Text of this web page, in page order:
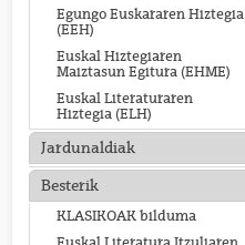
Egungo Euskararen Hiztegia
(EEH)
Euskal Hiztegiaren
Maiztasun Egitura (EHME)
Euskal Literaturaren
Hiztegia (ELH)
Jardunaldiak
Besterik
KLASIKOAK bilduma